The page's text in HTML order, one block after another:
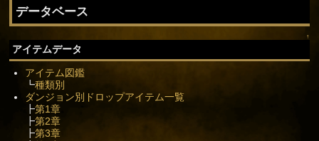
データベース
↑
アイテムデータ
アイテム図鑑
┗種類別
ダンジョン別ドロップアイテム一覧
┣第1章
┣第2章
┣第3章